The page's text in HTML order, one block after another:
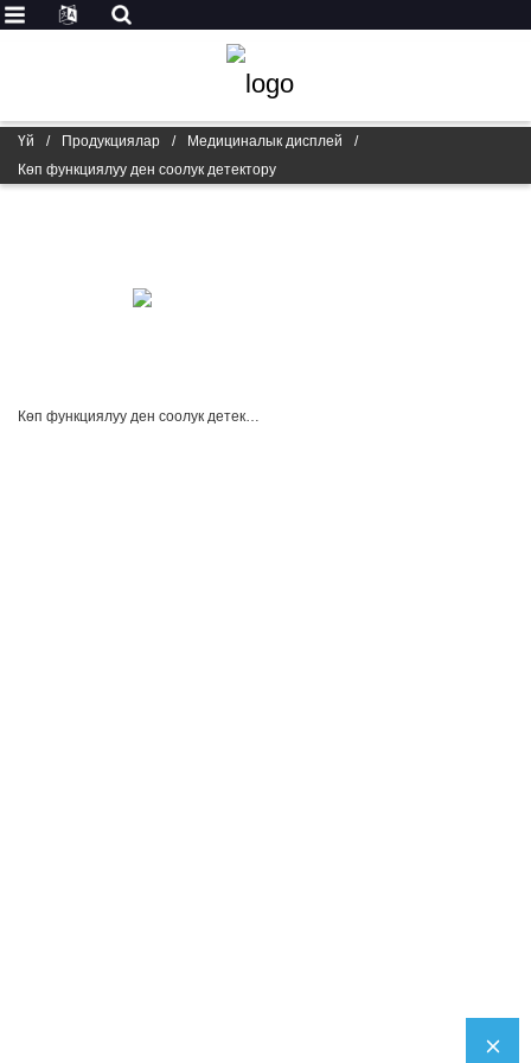
Үй / Продукциялар / Медициналык дисплей
/
Көп функциялуу ден соолук детектору
Көп функциялуу ден соолук детектору